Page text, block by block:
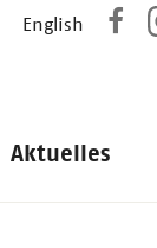
English
Aktuelles